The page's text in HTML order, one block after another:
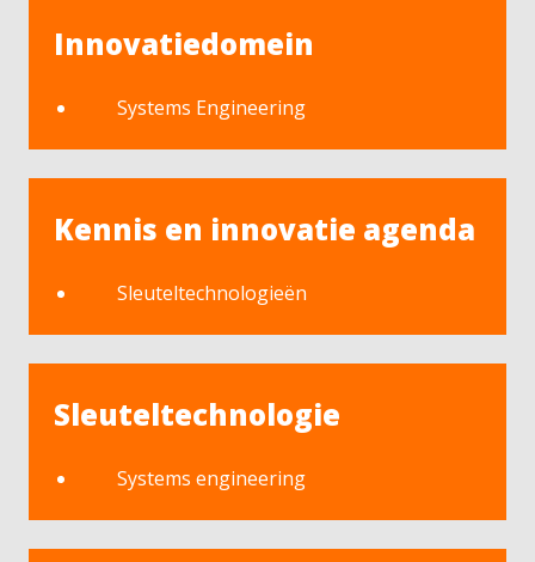
Innovatiedomein
Systems Engineering
Kennis en innovatie agenda
Sleuteltechnologieën
Sleuteltechnologie
Systems engineering